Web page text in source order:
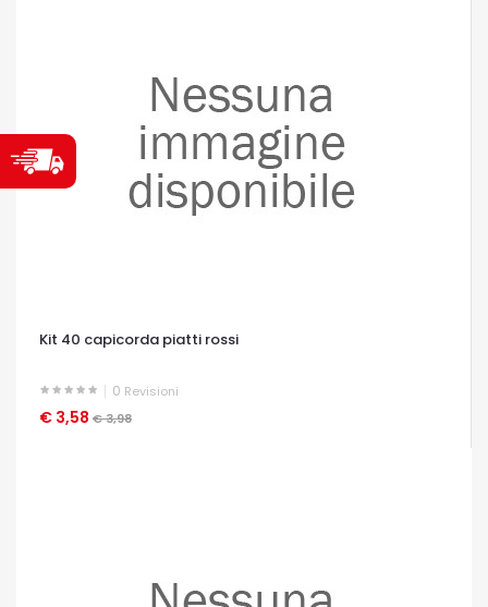
Kit 40 capicorda piatti rossi
0 Revisioni
€ 3,58 € 3,98
OCCHIATA VELOCE